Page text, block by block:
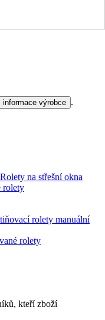
informace výrobce .
Rolety na střešní okna
rolety
rolety manuální
rolety
kteří zboží